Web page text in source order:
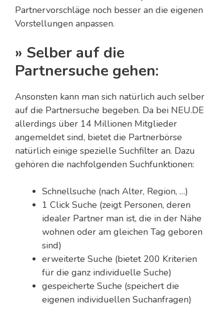
Partnervorschläge noch besser an die eigenen
Vorstellungen anpassen.
» Selber auf die
Partnersuche gehen:
Ansonsten kann man sich natürlich auch selber
auf die Partnersuche begeben. Da bei NEU.DE
allerdings über 14 Millionen Mitglieder
angemeldet sind, bietet die Partnerbörse
natürlich einige spezielle Suchfilter an. Dazu
gehören die nachfolgenden Suchfunktionen:
Schnellsuche (nach Alter, Region, …)
1 Click Suche (zeigt Personen, deren
idealer Partner man ist, die in der Nähe
wohnen oder am gleichen Tag geboren
sind)
erweiterte Suche (bietet 200 Kriterien
für die ganz individuelle Suche)
gespeicherte Suche (speichert die
eigenen individuellen Suchanfragen)